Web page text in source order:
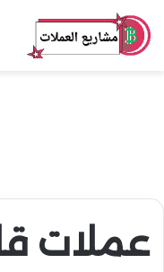
عملات